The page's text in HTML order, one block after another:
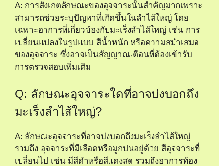
A: การสังเกตลักษณะของอุจจาระนั้นสำคัญมากเพราะ
สามารถช่วยระบุปัญหาที่เกิดขึ้นในลำไส้ใหญ่ โดย
เฉพาะอาการที่เกี่ยวข้องกับมะเร็งลำไส้ใหญ่ เช่น การ
เปลี่ยนแปลงในรูปแบบ สีน้ำหนัก หรือความสม่ำเสมอ
ของอุจจาระ ซึ่งอาจเป็นสัญญาณเตือนที่ต้องเข้ารับ
การตรวจสอบเพิ่มเติม
Q: ลักษณะอุจจาระใดที่อาจบ่งบอกถึง
มะเร็งลำไส้ใหญ่?
A: ลักษณะอุจจาระที่อาจบ่งบอกถึงมะเร็งลำไส้ใหญ่
รวมถึง อุจจาระที่มีเลือดหรือมูกปนอยู่ด้วย สีอุจจาระที่
เปลี่ยนไป เช่น มีสีดำหรือสีแดงสด รวมถึงอาการท้อง